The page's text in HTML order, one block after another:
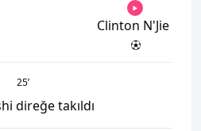
Clinton N'Jie
25’
direğe takıldı